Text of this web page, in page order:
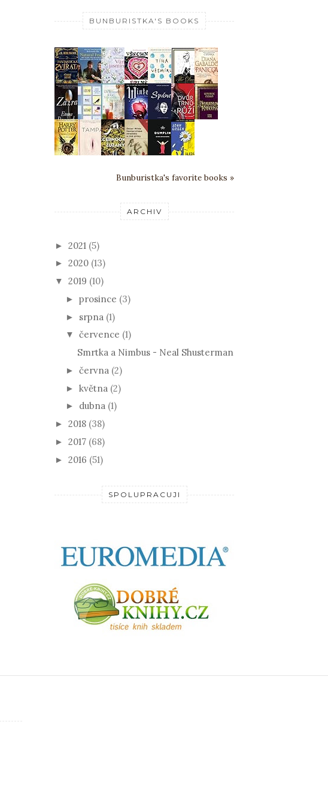
BUNBURISTKA'S BOOKS
Bunburistka's favorite books »
ARCHIV
► 2021 (5)
► 2020 (13)
▼ 2019 (10)
► prosince (3)
► srpna (1)
▼ července (1)
Smrtka a Nimbus - Neal Shusterman
► června (2)
► května (2)
► dubna (1)
► 2018 (38)
► 2017 (68)
► 2016 (51)
SPOLUPRACUJI